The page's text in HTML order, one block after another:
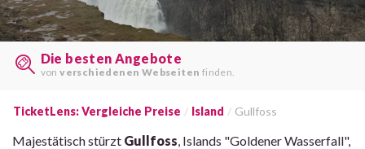
Die besten Angebote
vonverschiedenen Webseiten finden.
TicketLens: Vergleiche Preise Island Gullfoss
Majestätisch stürzt Gullfoss , Islands "Goldener Wasserfall",